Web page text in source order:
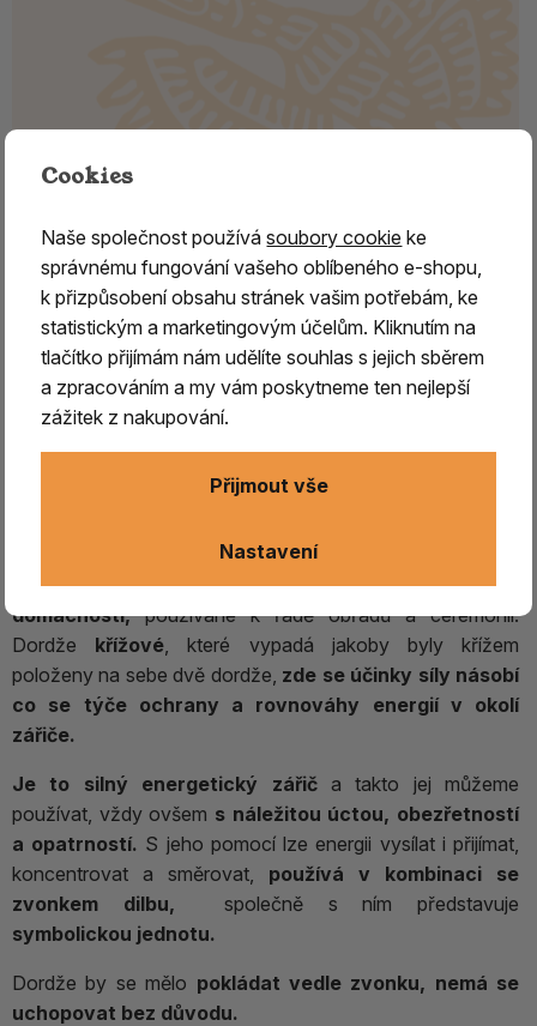
paprskové) střed tyrkys
Dordže
, jeho původ pochází z Indie, do dalších zemí se
rozšířilo ve spojení s buddhismem, jehož symbolem se
později stalo. V pojetí tibetského buddhismu je dordže
uchopováno za jeho střed, který je posvátný
představuje podstatu neměnného, nenarušitelného stavu
Na koncích dořdže jsou protipóly.
, tvořivou, čistou jangovou energii, kterou
Himaláje jsou lidé přesvědčeni, žedordže má léčivou sílu
a velkou moc, proto je nedílnou součástí mnoha
domácností,používané k řadě obřadů a ceremonií.
Dordže křížové , které vypadá jakoby byly křížem
položeny na sebe dvě dordže, zde se účinky síly násobí
co se týče ochrany a rovnováhy energií v okolí
zářiče.
Je to silný energetický zářiča takto jej můžeme
používat, vždy ovšem s náležitou úctou, obezřetností
a opatrností. S jeho pomocí lze energii vysílat i přijímat,
koncentrovat a směrovat,
používá v kombinaci se
zvonkem dilbu, společně s ním představuje
symbolickou jednotu.
Dordže by se mělo pokládat vedle zvonku, nemá se
uchopovat bez důvodu.
Cookies
Naše společnost používásoubory cookie ke
správnému fungování vašeho oblíbeného e-shopu,
k přizpůsobení obsahu stránek vašim potřebám, ke
statistickým a marketingovým účelům. Kliknutím na
tlačítko přijímám nám udělíte souhlas s jejich sběrem
a zpracováním a my vám poskytneme ten nejlepší
zážitek z nakupování.
Nastavení
Přijmout vše